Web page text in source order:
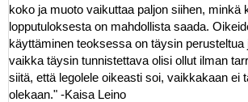
koko ja muoto vaikuttaa paljon siihen, minkä
lopputuloksesta on mahdollista saada.
käyttäminen teoksessa on täysin perusteltua
vaikka täysin tunnistettava olisi ollut ilman
siitä, että legolele oikeasti soi, vaikkakaan ei
olekaan." -Kaisa Leino